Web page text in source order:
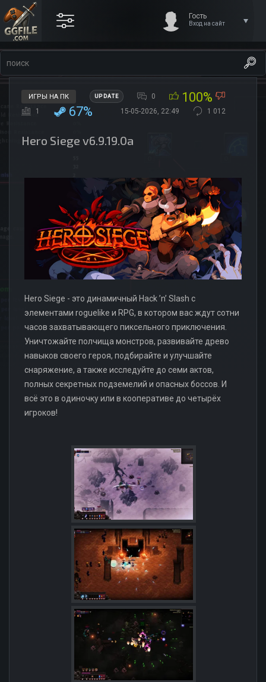
Гость
Вход на сайт
ИГРЫ НА ПК UPDATE 0 100%
1 67% 15-05-2026, 22:49 1 012
Hero Siege v6.9.19.0a
Hero Siege - это динамичный Hack ’n’ Slash с
элементами roguelike и RPG, в котором вас ждут сотни
часов захватывающего пиксельного приключения.
Уничтожайте полчища монстров, развивайте древо
навыков своего героя, подбирайте и улучшайте
снаряжение, а также исследуйте до семи актов,
полных секретных подземелий и опасных боссов. И
всё это в одиночку или в кооперативе до четырёх
игроков!